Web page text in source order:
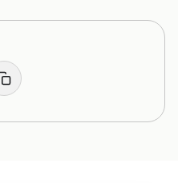
Copy link